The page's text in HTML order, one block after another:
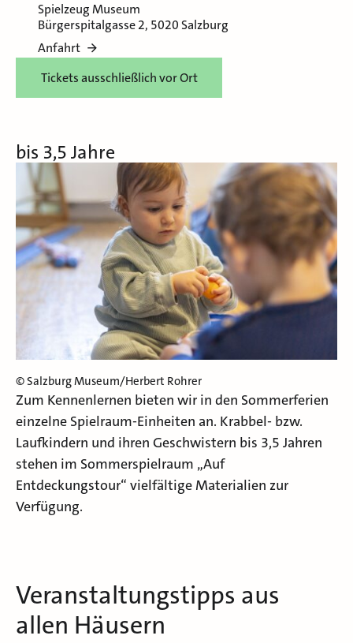
Spielzeug Museum
Bürgerspitalgasse 2, 5020 Salzburg
Anfahrt
Tickets ausschließlich vor Ort
bis 3,5 Jahre
© Salzburg Museum/Herbert Rohrer
Zum Kennenlernen bieten wir in den Sommerferien
einzelne Spielraum-Einheiten an. Krabbel- bzw.
Laufkindern und ihren Geschwistern bis 3,5 Jahren
stehen im Sommerspielraum „Auf
Entdeckungstour“ vielfältige Materialien zur
Verfügung.
Veranstaltungstipps aus
allen Häusern